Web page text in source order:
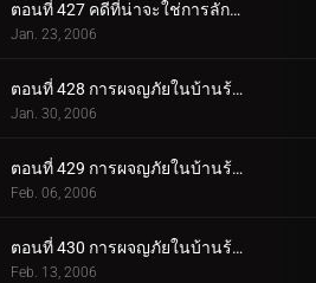
ตอนที่ 427 คดีที่น่าจะใช่การลักพาตัว
Jan. 23, 2006
ตอนที่ 428 การผจญภัยในบ้านร้างแสนพิลึก (ภาคผนึก)
Jan. 30, 2006
ตอนที่ 429 การผจญภัยในบ้านร้างแสนพิลึก (ภาคกลไก)
Feb. 06, 2006
ตอนที่ 430 การผจญภัยในบ้านร้างแสนพิลึก (ภาคตัดสินใจ)
Feb. 13, 2006